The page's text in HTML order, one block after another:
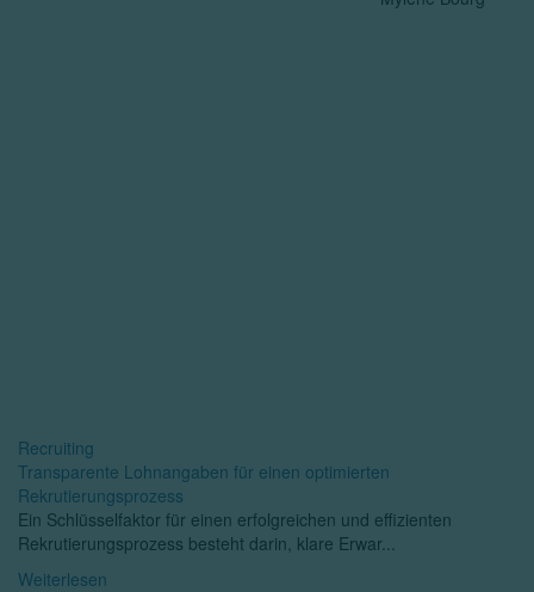
Recruiting
Transparente Lohnangaben für einen optimierten
Rekrutierungsprozess
Ein Schlüsselfaktor für einen erfolgreichen und effizienten
Rekrutierungsprozess besteht darin, klare Erwar...
Weiterlesen